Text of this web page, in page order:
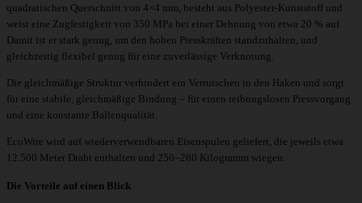
quadratischen Querschnitt von 4×4 mm, besteht aus Polyester-Kunststoff und
weist eine Zugfestigkeit von 350 MPa bei einer Dehnung von etwa 20 % auf.
Damit ist er stark genug, um den hohen Presskräften standzuhalten, und
gleichzeitig flexibel genug für eine zuverlässige Verknotung.
Die gleichmäßige Struktur verhindert ein Verrutschen in den Haken und sorgt
für eine stabile, gleichmäßige Bindung – für einen reibungslosen Pressvorgang
und eine konstante Ballenqualität.
EcoWire wird auf wiederverwendbaren Eisenspulen geliefert, die jeweils etwa
12.500 Meter Draht enthalten und 250–280 Kilogramm wiegen.
Die Vorteile auf einen Blick